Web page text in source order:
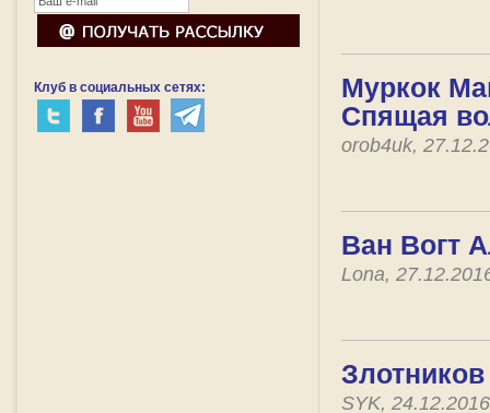
Клуб в социальных сетях:
Муркок
Спящая
orob4uk,
Ван Вогт
Lona,
SYK,